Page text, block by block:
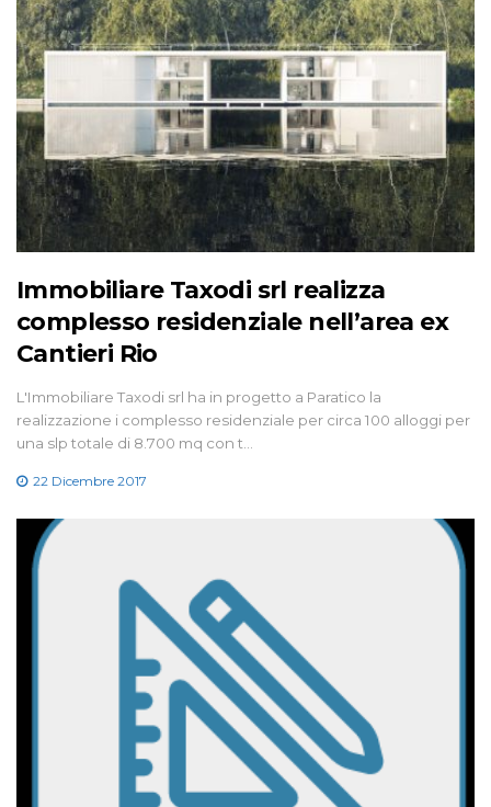
Immobiliare Taxodi srl realizza
complesso residenziale nell’area ex
Cantieri Rio
L'Immobiliare Taxodi srl ha in progetto a Paratico la
realizzazione i complesso residenziale per circa 100 alloggi per
una slp totale di 8.700 mq con t…
22 Dicembre 2017